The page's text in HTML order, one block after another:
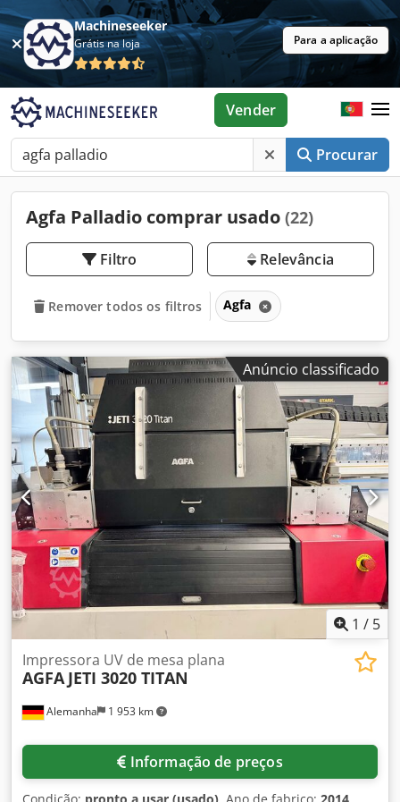
Machineseeker
Grátis na loja Para a aplicação
Procurar
Vender
Agfa Palladio comprar usado (22)
Filtro Relevância
Remover todos os filtros Agfa
Anúncio classificado
1 / 5
Alemanha 1 953 km
Impressora UV de mesa plana
AGFA JETI 3020 TITAN
Informação de preços